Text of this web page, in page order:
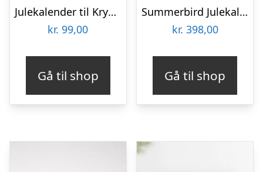
Julekalender til Kryds-og-tværs Elskere (Engelsk)
kr. 99,00
Gå til shop
Summerbird Julekalender Classic til 2 pers.
kr. 398,00
Gå til shop